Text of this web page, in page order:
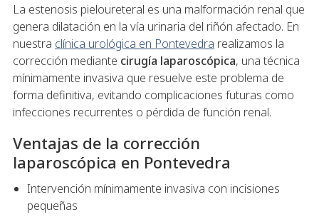
La estenosis pieloureteral es una malformación renal que
genera dilatación en la vía urinaria del riñón afectado. En
nuestra clínica urológica en Pontevedra realizamos la
corrección mediante cirugía laparoscópica, una técnica
mínimamente invasiva que resuelve este problema de
forma definitiva, evitando complicaciones futuras como
infecciones recurrentes o pérdida de función renal.
Ventajas de la corrección
laparoscópica en Pontevedra
Intervención mínimamente invasiva con incisiones
pequeñas